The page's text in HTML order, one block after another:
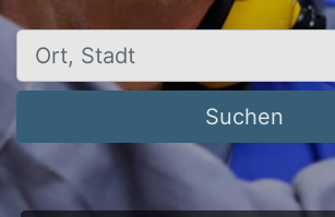
Ort, Stadt
Suchen